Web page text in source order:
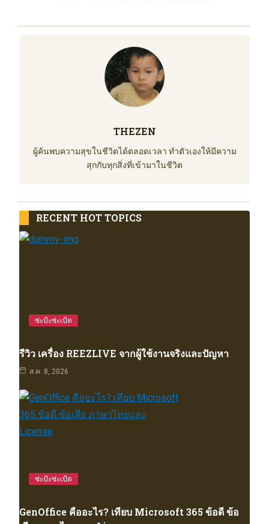
THEZEN
ผู้ค้นพบความสุขในชีวิตได้ตลอดเวลา ทำตัวเองให้มีความ
สุกกับทุกสิ่งที่เข้ามาในชีวิต
RECENT HOT TOPICS
ซ่ะป้ะซ่ะเป้ด
รีวิว เครื่อง REEZLIVE จากผู้ใช้งานจริงและปัญหา
ส.ค. 8, 2026
ซ่ะป้ะซ่ะเป้ด
GenOffice คืออะไร? เทียบ Microsoft 365 ข้อดี ข้อ